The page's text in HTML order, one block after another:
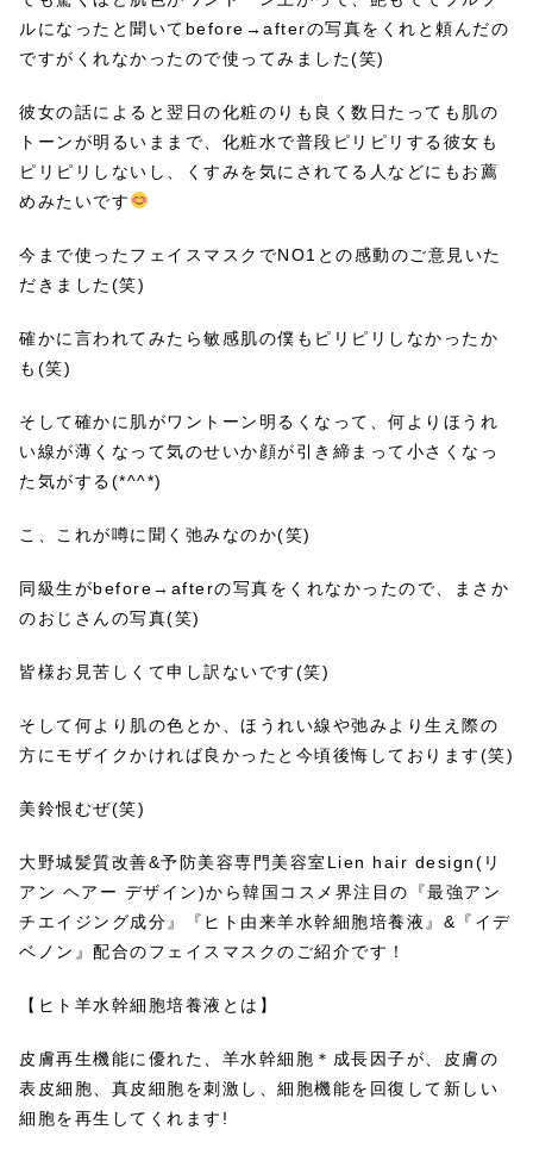
ルになったと聞いてbefore→afterの写真をくれと頼んだの
ですがくれなかったので使ってみました(笑)
彼女の話によると翌日の化粧のりも良く数日たっても肌の
トーンが明るいままで、化粧水で普段ピリピリする彼女も
ピリピリしないし、くすみを気にされてる人などにもお薦
めみたいです
今まで使ったフェイスマスクでNO1との感動のご意見いた
だきました(笑)
確かに言われてみたら敏感肌の僕もピリピリしなかったか
も(笑)
そして確かに肌がワントーン明るくなって、何よりほうれ
い線が薄くなって気のせいか顔が引き締まって小さくなっ
た気がする(*^^*)
こ、これが噂に聞く弛みなのか(笑)
同級生がbefore→afterの写真をくれなかったので、まさか
のおじさんの写真(笑)
皆様お見苦しくて申し訳ないです(笑)
そして何より肌の色とか、ほうれい線や弛みより生え際の
方にモザイクかければ良かったと今頃後悔しております(笑)
美鈴恨むぜ(笑)
大野城髪質改善&予防美容専門美容室Lien hair design(リ
アン ヘアー デザイン)から韓国コスメ界注目の『最強アン
チエイジング成分』『ヒト由来羊水幹細胞培養液』&『イデ
ベノン』配合のフェイスマスクのご紹介です！
【ヒト羊水幹細胞培養液とは】
皮膚再生機能に優れた、羊水幹細胞＊成長因子が、皮膚の
表皮細胞、真皮細胞を刺激し、細胞機能を回復して新しい
細胞を再生してくれます!